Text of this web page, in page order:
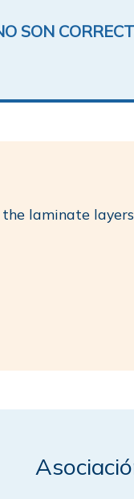
SON
laminate